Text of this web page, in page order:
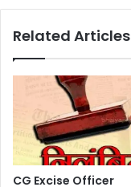
Related Articles
CG Excise Officer